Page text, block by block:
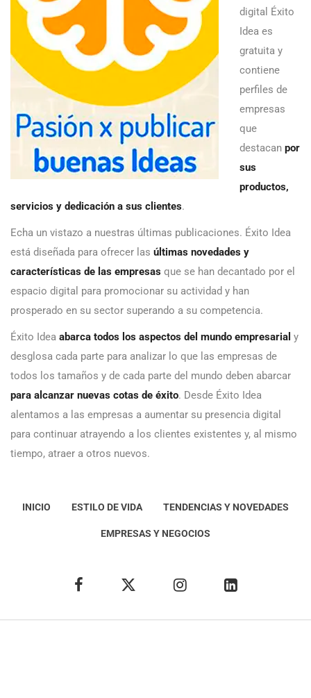
digital Éxito
Idea es
gratuita y
contiene
perfiles de
empresas
que
destacan por
sus
productos,
servicios y dedicación a sus clientes.
Echa un vistazo a nuestras últimas publicaciones. Éxito Idea
está diseñada para ofrecer las últimas novedades y
características de las empresas que se han decantado por el
espacio digital para promocionar su actividad y han
prosperado en su sector superando a su competencia.
Éxito Idea abarca todos los aspectos del mundo empresarial y
desglosa cada parte para analizar lo que las empresas de
todos los tamaños y de cada parte del mundo deben abarcar
para alcanzar nuevas cotas de éxito. Desde Éxito Idea
alentamos a las empresas a aumentar su presencia digital
para continuar atrayendo a los clientes existentes y, al mismo
tiempo, atraer a otros nuevos.
INICIO ESTILO DE VIDA TENDENCIAS Y NOVEDADES
EMPRESAS Y NEGOCIOS